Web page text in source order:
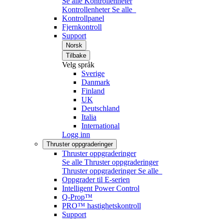
Kontrollenheter Se alle
Kontrollpanel
Fjernkontroll
Support
Norsk
Tilbake
Velg språk
Sverige
Danmark
Finland
UK
Deutschland
Italia
International
Logg inn
Thruster oppgraderinger
Thruster oppgraderinger
Se alle Thruster oppgraderinger
Thruster oppgraderinger Se alle
Oppgrader til E-serien
Intelligent Power Control
Q-Prop™
PRO™ hastighetskontroll
Support